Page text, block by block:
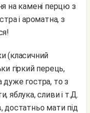
на камені перцю з
і ароматна, з
гіркий перець,
дуже гостра, то з
яблука, сливи і т.Д.
достатньо мати під